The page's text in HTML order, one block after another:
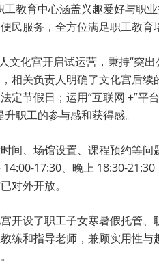
工教育中心涵盖兴趣爱好与职
民服务，全方位满足职工教
文化宫开启试运营，秉持“突
相关负责人明确了文化宫后
定节假日；运用“互联网 +”平
职工的参与感和获得感。
间、场馆设置、课程预约等
17:30、晚上 18:30-
对外开放。
开设了职工子女寒暑假托管
练和指导老师，兼顾实用性